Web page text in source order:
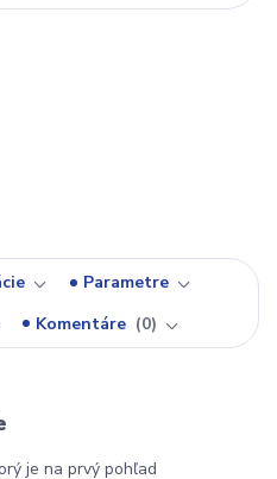
Parametre
Komentáre 0
je na prvý pohľad